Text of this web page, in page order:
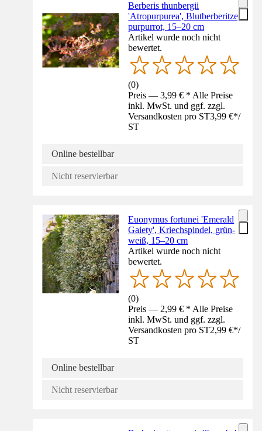
Berberis thunbergii
'Atropurpurea', Blutberberitze,
purpurrot, 15–20 cm
Artikel wurde noch nicht
bewertet.
(0)
Preis — 3,99 € * Alle Preise
inkl. MwSt. und ggf. zzgl.
Versandkosten pro ST3,99 €*/
ST
Online bestellbar
Nicht reservierbar
Euonymus fortunei 'Emerald
Gaiety', Kriechspindel, grün-
weiß, 15–20 cm
Artikel wurde noch nicht
bewertet.
(0)
Preis — 2,99 € * Alle Preise
inkl. MwSt. und ggf. zzgl.
Versandkosten pro ST2,99 €*/
ST
Online bestellbar
Nicht reservierbar